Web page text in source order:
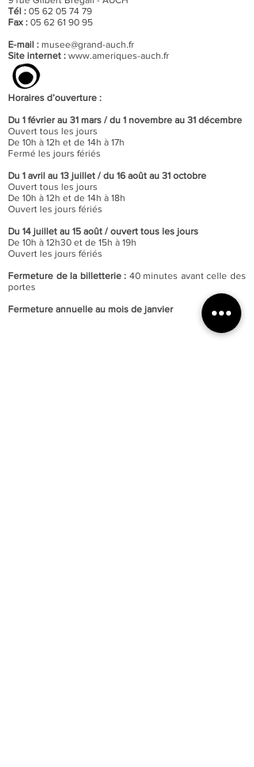
Tél : 05 62 05 74 79
Fax : 05 62 61 90 95
E-mail : musee@grand-auch.fr
Site internet : www.ameriques-auch.fr
Horaires d’ouverture :
Du 1 février au 31 mars / du 1 novembre au 31 décembre
Ouvert tous les jours
De 10h à 12h et de 14h à 17h
Fermé les jours fériés
Du 1 avril au 13 juillet / du 16 août au 31 octobre
Ouvert tous les jours
De 10h à 12h et de 14h à 18h
Ouvert les jours fériés
Du 14 juillet au 15 août / ouvert tous les jours
De 10h à 12h30 et de 15h à 19h
Ouvert les jours fériés
Fermeture de la billetterie : 40 minutes avant celle des
portes
Fermeture annuelle au mois de janvier